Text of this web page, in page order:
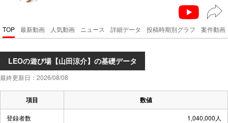
TOP 最新動画 人気動画 ニュース 詳細データ 投稿時期別グラフ 案件動画
LEOの遊び場【山田涼介】の基礎データ
最終更新日：2026/08/08
項目 数値
登録者数 1,040,000人